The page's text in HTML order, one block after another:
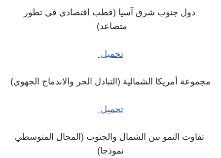
دول جنوب شرق آسيا (قطب اقتصادي في تطور
متصاعد)
تحميل
مجموعة أمريكا الشمالية (التبادل الحر والاندماج الجهوي)
تحميل
تفاوت النمو بين الشمال والجنوب (المجال المتوسطي
نموذجا)